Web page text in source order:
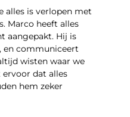
alles is verlopen met
Marco heeft alles
aangepakt. Hij is
en communiceert
wisten waar we
dat alles
hem zeker